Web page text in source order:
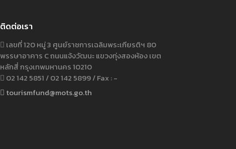
ติดต่อเรา
เลขที่ 120 หมู่ 3 ศูนย์ราชการเฉลิมพระเกียรติฯ 80
พรรษาอาคาร C ถนนแจ้งวัฒนะ แขวงทุ่งสองห้อง เขต
หลักสี่ กรุงเทพมหานคร 10210
02 142 5851 / 02 142 5899 / Fax : -
tourismfund@mots.go.th